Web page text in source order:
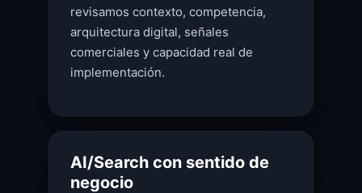
revisamos contexto, competencia,
arquitectura digital, señales
comerciales y capacidad real de
implementación.
AI/Search con sentido de
negocio